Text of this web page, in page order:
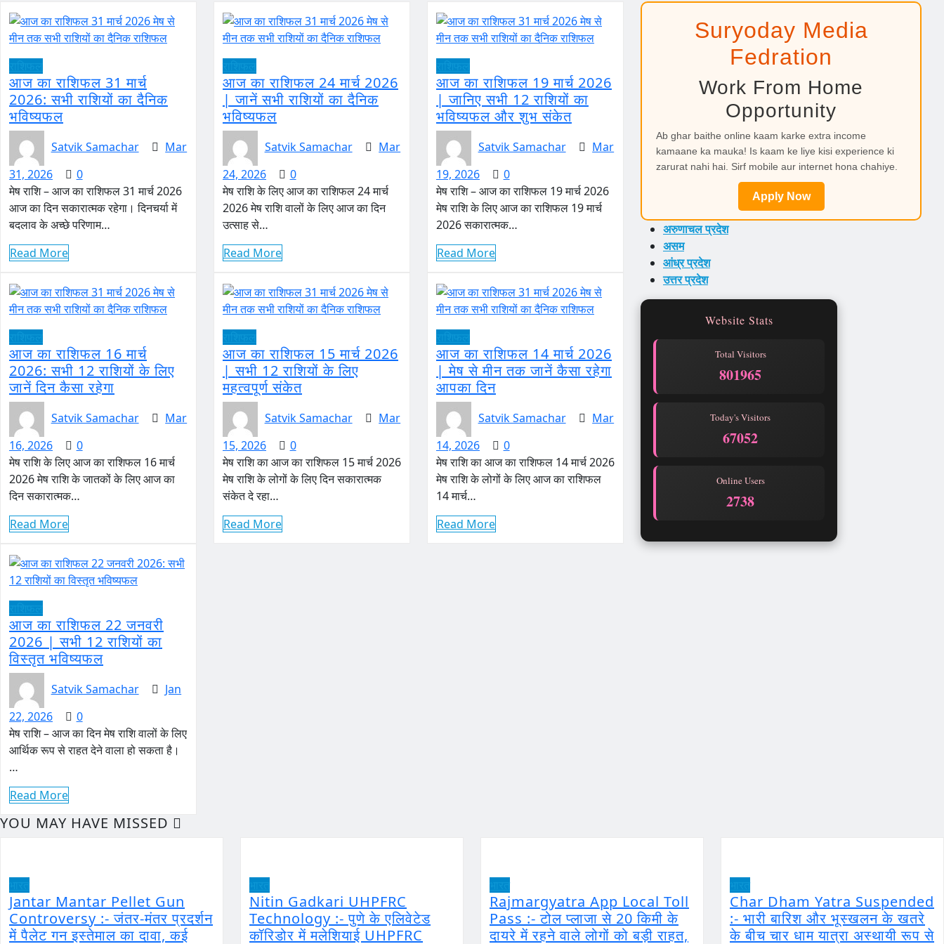
आज का राशिफल 31 मार्च
2026: सभी राशियों का दैनिक
भविष्यफल
Satvik Samachar
Mar
31, 2026
0
मेष राशि – आज का राशिफल 31 मार्च 2026
आज का दिन सकारात्मक रहेगा। दिनचर्या में
बदलाव के अच्छे परिणाम…
Read More
राशिफल
आज का राशिफल 24 मार्च 2026
| जानें सभी राशियों का दैनिक
भविष्यफल
Satvik Samachar
Mar
24, 2026
0
मेष राशि के लिए आज का राशिफल 24 मार्च
2026 मेष राशि वालों के लिए आज का दिन
उत्साह से…
Read More
राशिफल
आज का राशिफल 19 मार्च 2026
| जानिए सभी 12 राशियों का
भविष्यफल और शुभ संकेत
Satvik Samachar
Mar
19, 2026
0
मेष राशि – आज का राशिफल 19 मार्च 2026
मेष राशि के लिए आज का राशिफल 19 मार्च
2026 सकारात्मक…
Read More
आज का राशिफल 16 मार्च
2026: सभी 12 राशियों के लिए
जानें दिन कैसा रहेगा
Satvik Samachar
Mar
16, 2026
0
मेष राशि के लिए आज का राशिफल 16 मार्च
2026 मेष राशि के जातकों के लिए आज का
दिन सकारात्मक…
Read More
राशिफल
आज का राशिफल 15 मार्च 2026
| सभी 12 राशियों के लिए
महत्वपूर्ण संकेत
Satvik Samachar
Mar
15, 2026
0
मेष राशि का आज का राशिफल 15 मार्च 2026
मेष राशि के लोगों के लिए दिन सकारात्मक
संकेत दे रहा…
Read More
राशिफल
आज का राशिफल 14 मार्च 2026
| मेष से मीन तक जानें कैसा रहेगा
आपका दिन
Satvik Samachar
Mar
14, 2026
0
मेष राशि का आज का राशिफल 14 मार्च 2026
मेष राशि के लोगों के लिए आज का राशिफल
14 मार्च…
Read More
आज का राशिफल 22 जनवरी
2026 | सभी 12 राशियों का
विस्तृत भविष्यफल
Satvik Samachar
Jan
22, 2026
0
मेष राशि – आज का दिन मेष राशि वालों के लिए
आर्थिक रूप से राहत देने वाला हो सकता है।
…
Read More
Suryoday Media
Fedration
Work From Home
Opportunity
Ab ghar baithe online kaam karke extra income
kamaane ka mauka! Is kaam ke liye kisi experience ki
zarurat nahi hai. Sirf mobile aur internet hona chahiye.
Apply Now
अरुणाचल प्रदेश
असम
आंध्र प्रदेश
उत्तर प्रदेश
Website Stats
Total Visitors
801965
Today's Visitors
67052
Online Users
2738
YOU MAY HAVE MISSED
Jantar Mantar Pellet Gun
Controversy :- जंतर-मंतर प्रदर्शन
में पैलेट गन इस्तेमाल का दावा, कई
Nitin Gadkari UHPFRC
Technology :- पुणे के एलिवेटेड
कॉरिडोर में मलेशियाई UHPFRC
Rajmargyatra App Local Toll
Pass :- टोल प्लाजा से 20 किमी के
दायरे में रहने वाले लोगों को बड़ी राहत,
Char Dham Yatra Suspended
:- भारी बारिश और भूस्खलन के खतरे
के बीच चार धाम यात्रा अस्थायी रूप से